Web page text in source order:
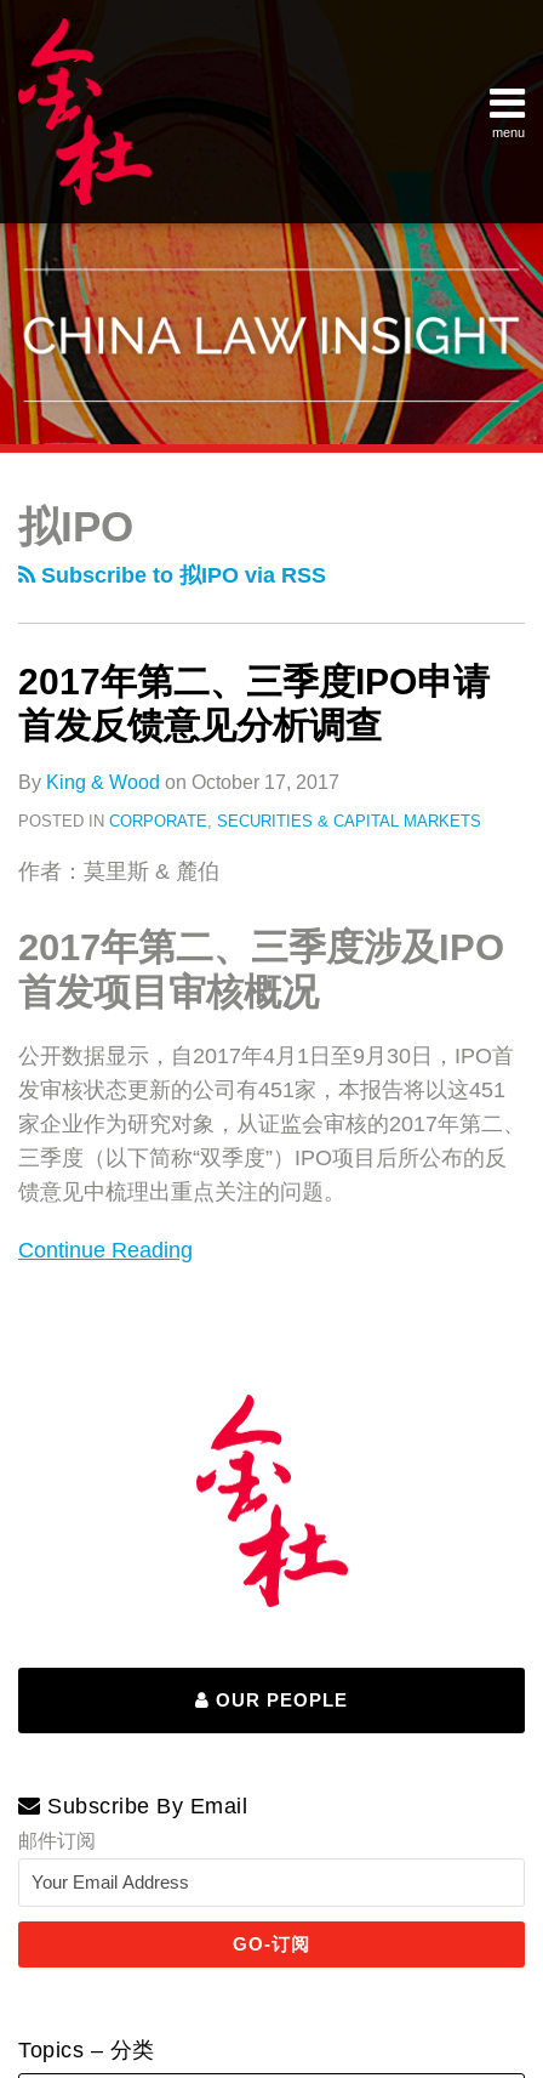
content
menu
Home
- 关于
金杜
Services
- 专业领
域
Contact
- 联系
我们
English
Example Link
China Banking Regulatory
China Insurance Regulatory
China Securities Regulatory
General Administration of Customs
Ministry of Commerce
National Development and Reform
Pacific Rim Advisory Council
State Administration for Industry &
State Administration of Foreign
Supreme People’s Court
World Law Group
RSS
LinkedIn
Weibo
拟IPO
Subscribe to 拟IPO via RSS
2017年第二、三季度IPO申请
首发反馈意见分析调查
By King & Wood on October 17, 2017
POSTED IN CORPORATE SECURITIES & CAPITAL MARKETS
​作者：莫里斯 & 麓伯
2017年第二、三季度涉及IPO
首发项目审核概况
公开数据显示，自2017年4月1日至9月30日，IPO首
发审核状态更新的公司有451家，本报告将以这451
家企业作为研究对象，从证监会审核的2017年第二、
三季度（以下简称“双季度”）IPO项目后所公布的反
馈意见中梳理出重点关注的问题。
Continue Reading
第
二、
度
IPO
请
反
意
见
查
OUR PEOPLE
Subscribe By Email
邮件订阅
Topics – 分类